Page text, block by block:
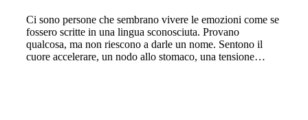
Ci sono persone che sembrano vivere le emozioni come se
fossero scritte in una lingua sconosciuta. Provano
qualcosa, ma non riescono a darle un nome. Sentono il
cuore accelerare, un nodo allo stomaco, una tensione…